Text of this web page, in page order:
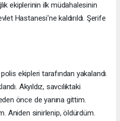
ekiplerinin ilk müdahalesinin
Hastanesi'ne kaldırıldı. Şerife
polis ekipleri tarafından yakalandı.
Akyıldız, savcılıktaki
önce de yanına gittim.
Aniden sinirlenip, öldürdüm.